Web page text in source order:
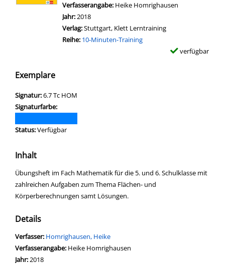
Verfasserangabe: Heike Homrighausen
Jahr:2018
Verlag:Stuttgart, Klett Lerntraining
Reihe: 10-Minuten-Training
verfügbar
Exemplare
Signatur:6.7 Tc HOM
Signaturfarbe:
Status:Verfügbar
Inhalt
Übungsheft im Fach Mathematik für die 5. und 6. Schulklasse mit
zahlreichen Aufgaben zum Thema Flächen- und
Körperberechnungen samt Lösungen.
Details
Verfasser: Suche nach diesem Verfasser
Homrighausen, Heike
Verfasserangabe: Heike Homrighausen
Jahr:2018